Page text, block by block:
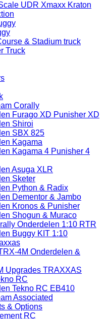
UDR Xmaxx Kraton
& Stadium truck
Truck
Corally
Furago XD Punisher XD
Shiroi
SBX 825
Kagama
Kagama 4 Punisher 4
Asuga XLR
Sketer
Python & Radix
Dementor & Jambo
Kronos & Punisher
Shogun & Muraco
Onderdelen 1:10 RTR
Buggy KIT 1:10
4M Onderdelen &
Upgrades TRAXXAS
RC
Tekno RC EB410
Associated
& Options
RC